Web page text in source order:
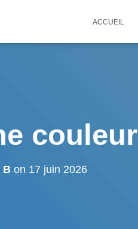
ACCUEIL
couleur
Bon 17 juin 2026